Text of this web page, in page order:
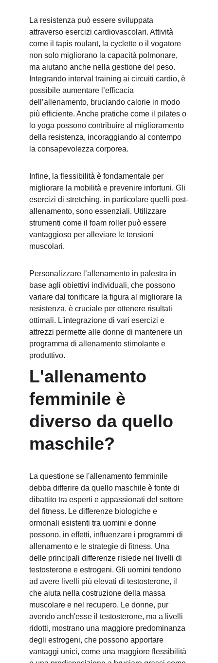
La resistenza può essere sviluppata
attraverso esercizi cardiovascolari. Attività
come il tapis roulant, la cyclette o il vogatore
non solo migliorano la capacità polmonare,
ma aiutano anche nella gestione del peso.
Integrando interval training ai circuiti cardio, è
possibile aumentare l’efficacia
dell’allenamento, bruciando calorie in modo
più efficiente. Anche pratiche come il pilates o
lo yoga possono contribuire al miglioramento
della resistenza, incoraggiando al contempo
la consapevolezza corporea.
Infine, la flessibilità è fondamentale per
migliorare la mobilità e prevenire infortuni. Gli
esercizi di stretching, in particolare quelli post-
allenamento, sono essenziali. Utilizzare
strumenti come il foam roller può essere
vantaggioso per alleviare le tensioni
muscolari.
Personalizzare l’allenamento in palestra in
base agli obiettivi individuali, che possono
variare dal tonificare la figura al migliorare la
resistenza, è cruciale per ottenere risultati
ottimali. L'integrazione di vari esercizi e
attrezzi permette alle donne di mantenere un
programma di allenamento stimolante e
produttivo.
L'allenamento
femminile è
diverso da quello
maschile?
La questione se l'allenamento femminile
debba differire da quello maschile è fonte di
dibattito tra esperti e appassionati del settore
del fitness. Le differenze biologiche e
ormonali esistenti tra uomini e donne
possono, in effetti, influenzare i programmi di
allenamento e le strategie di fitness. Una
delle principali differenze risiede nei livelli di
testosterone e estrogeni. Gli uomini tendono
ad avere livelli più elevati di testosterone, il
che aiuta nella costruzione della massa
muscolare e nel recupero. Le donne, pur
avendo anch'esse il testosterone, ma a livelli
ridotti, mostrano una maggiore predominanza
degli estrogeni, che possono apportare
vantaggi unici, come una maggiore flessibilità